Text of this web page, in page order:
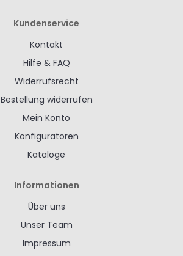
Kundenservice
Kontakt
Hilfe & FAQ
Widerrufsrecht
Bestellung widerrufen
Mein Konto
Konfiguratoren
Kataloge
Informationen
Über uns
Unser Team
Impressum